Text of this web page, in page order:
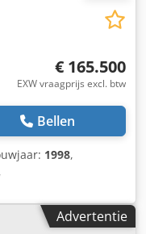
€ 165.500
EXW vraagprijs excl. btw
Bellen
1998,
,
125 mm,
145 mm,
Advertentie